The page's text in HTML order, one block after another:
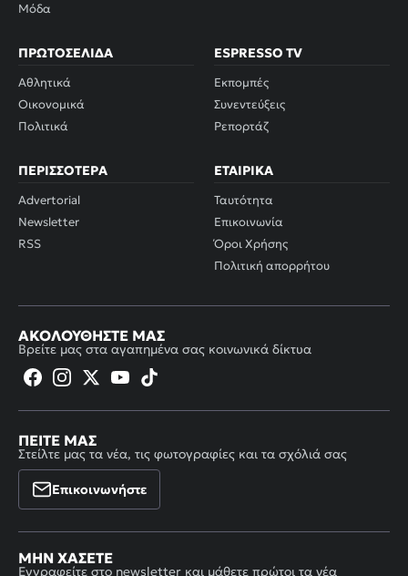
Μόδα
ΠΡΩΤΟΣΈΛΙΔΑ
Αθλητικά
Οικονομικά
Πολιτικά
ESPRESSO TV
Εκπομπές
Συνεντεύξεις
Ρεπορτάζ
ΠΕΡΙΣΣΌΤΕΡΑ
Advertorial
Newsletter
RSS
ΕΤΑΙΡΙΚΆ
Ταυτότητα
Επικοινωνία
Όροι Χρήσης
Πολιτική απορρήτου
ΑΚΟΛΟΥΘΉΣΤΕ ΜΑΣ
Βρείτε μας στα αγαπημένα σας κοινωνικά δίκτυα
ΠΕΊΤΕ ΜΑΣ
Στείλτε μας τα νέα, τις φωτογραφίες και τα σχόλιά σας
Επικοινωνήστε
ΜΗΝ ΧΆΣΕΤΕ
Εγγραφείτε στο newsletter και μάθετε πρώτοι τα νέα